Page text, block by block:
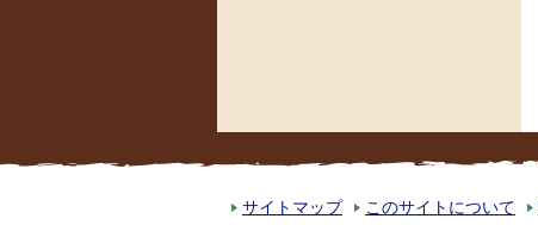
サイトマップ このサイトについて